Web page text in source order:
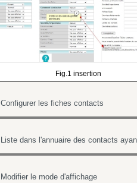
Fig.1 insertion
Configurer les fiches contacts
Modifier le mode d'affichage